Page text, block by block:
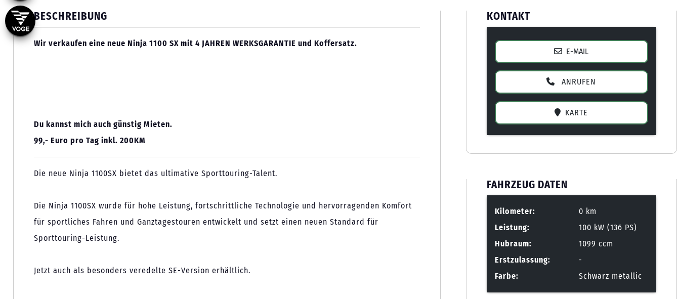
BESCHREIBUNG
Wir verkaufen eine neue Ninja 1100 SX mit 4 JAHREN WERKSGARANTIE und Koffersatz.
Du kannst mich auch günstig Mieten.
99,- Euro pro Tag inkl. 200KM
Die neue Ninja 1100SX bietet das ultimative Sporttouring-Talent.
Die Ninja 1100SX wurde für hohe Leistung, fortschrittliche Technologie und hervorragenden Komfort
für sportliches Fahren und Ganztagestouren entwickelt und setzt einen neuen Standard für
Sporttouring-Leistung.
Jetzt auch als besonders veredelte SE-Version erhältlich.
KONTAKT
E-MAIL
ANRUFEN
KARTE
FAHRZEUG DATEN
Kilometer:
0 km
Leistung:
100 kW (136 PS)
Hubraum:
1099 ccm
Erstzulassung:
-
Farbe:
Schwarz metallic